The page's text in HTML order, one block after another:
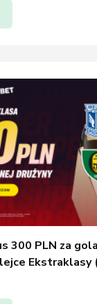
300 PLN za
Ekstraklasy